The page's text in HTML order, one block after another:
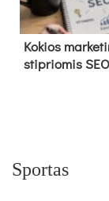
Kokios
stipriomis
Sportas